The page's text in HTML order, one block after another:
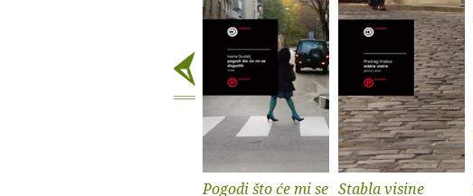
Pogodi što će mi se Stabla visine